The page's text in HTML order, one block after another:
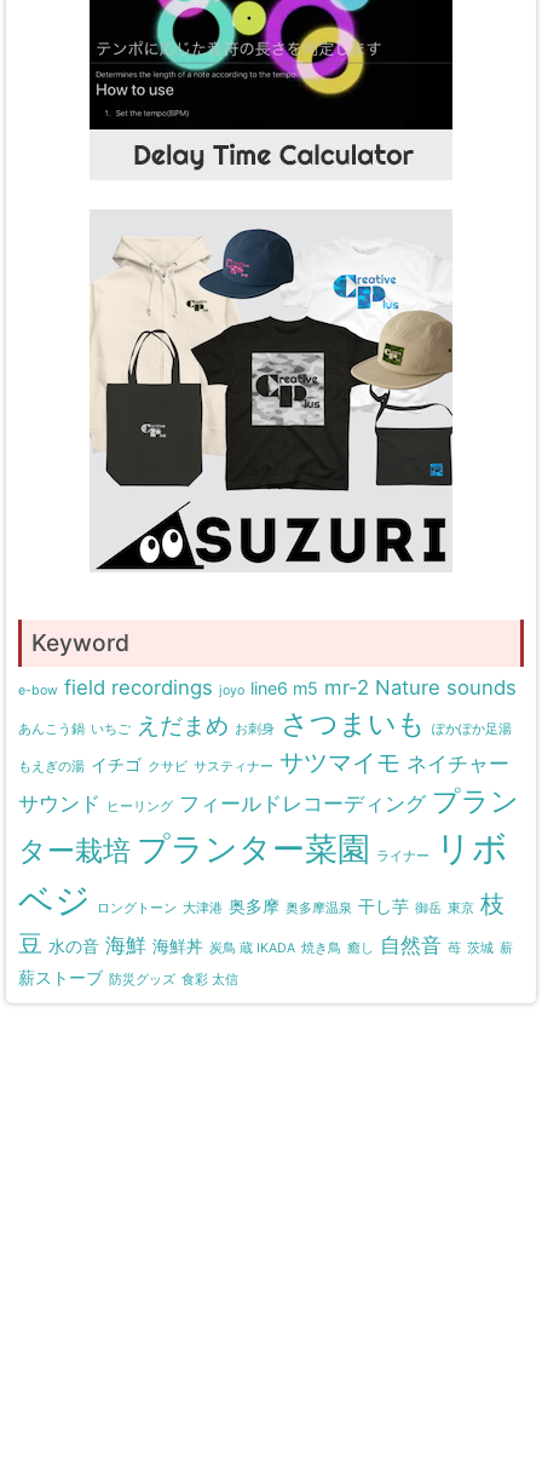
Keyword
e-bow field recordings joyo line6 m5 mr-2 Nature sounds
あんこう鍋 いちご えだまめ お刺身 さつまいも ぽかぽか足湯
もえぎの湯 イチゴ クサビ サスティナー サツマイモ ネイチャー
サウンド
ヒーリング フィールドレコーディング プラン
ター栽培 プランター菜園 ライナー
リボ
ベジ
ロングトーン 大津港 奥多摩 奥多摩温泉 干し芋 御岳 東京 枝
豆 水の音 海鮮 海鮮丼 炭鳥 蔵 IKADA 焼き鳥 癒し 自然音 苺 茨城 薪
薪ストーブ 防災グッズ 食彩 太信